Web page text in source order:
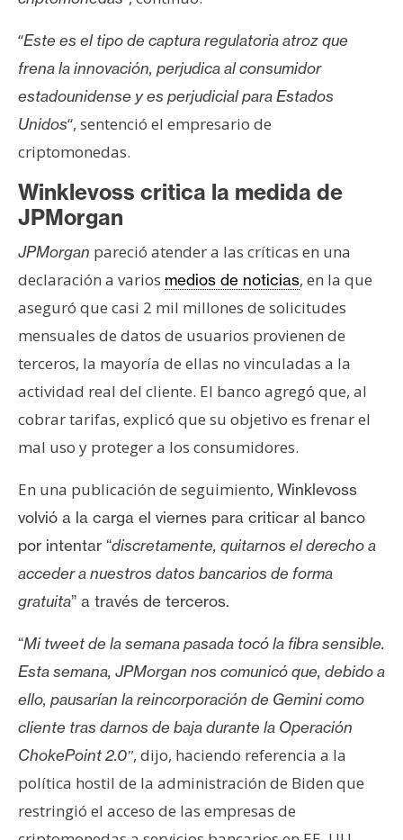
“Este es el tipo de captura regulatoria atroz que
frena la innovación, perjudica al consumidor
estadounidense y es perjudicial para Estados
Unidos“, sentenció el empresario de
criptomonedas.
Winklevoss critica la medida de
JPMorgan
JPMorgan pareció atender a las críticas en una
declaración a varios medios de noticias, en la que
aseguró que casi 2 mil millones de solicitudes
mensuales de datos de usuarios provienen de
terceros, la mayoría de ellas no vinculadas a la
actividad real del cliente. El banco agregó que, al
cobrar tarifas, explicó que su objetivo es frenar el
mal uso y proteger a los consumidores.
En una publicación de seguimiento, Winklevoss
volvió a la carga el viernes para criticar al banco
por intentar “discretamente, quitarnos el derecho a
acceder a nuestros datos bancarios de forma
gratuita” a través de terceros.
“Mi tweet de la semana pasada tocó la fibra sensible.
Esta semana, JPMorgan nos comunicó que, debido a
ello, pausarían la reincorporación de Geminicomo
cliente tras darnos de baja durante la Operación
ChokePoint 2.0″, dijo, haciendo referencia a la
política hostil de la administración de Biden que
restringió el acceso de las empresas de